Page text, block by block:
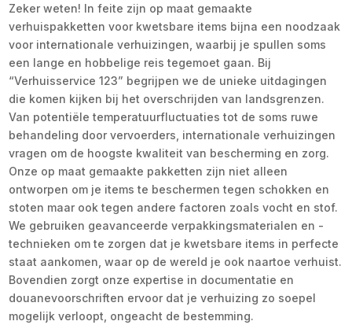
Zeker weten! In feite zijn op maat gemaakte
verhuispakketten voor kwetsbare items bijna een noodzaak
voor internationale verhuizingen, waarbij je spullen soms
een lange en hobbelige reis tegemoet gaan. Bij
“Verhuisservice 123” begrijpen we de unieke uitdagingen
die komen kijken bij het overschrijden van landsgrenzen.
Van potentiële temperatuurfluctuaties tot de soms ruwe
behandeling door vervoerders, internationale verhuizingen
vragen om de hoogste kwaliteit van bescherming en zorg.
Onze op maat gemaakte pakketten zijn niet alleen
ontworpen om je items te beschermen tegen schokken en
stoten maar ook tegen andere factoren zoals vocht en stof.
We gebruiken geavanceerde verpakkingsmaterialen en -
technieken om te zorgen dat je kwetsbare items in perfecte
staat aankomen, waar op de wereld je ook naartoe verhuist.
Bovendien zorgt onze expertise in documentatie en
douanevoorschriften ervoor dat je verhuizing zo soepel
mogelijk verloopt, ongeacht de bestemming.